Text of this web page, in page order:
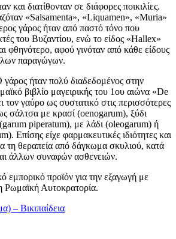
και διατίθονταν σε διάφορες ποικιλίες.
«Salsamenta», «Liquamen», «Muria»
γάρος ήταν από παστό τόνο που
του Βυζαντίου, ενώ το είδος «Hallex»
φθηνότερο, αφού γινόταν από κάθε είδους
παραγώγων.
γάρος ήταν πολύ διαδεδομένος στην
βιβλίο μαγειρικής του 1ου αιώνα «De
γαύρο ως συστατικό στις περισσότερες
σάλτσα με κρασί (oenogarum), ξύδι
piperatum), με λάδι (oleogarum) ή
Επίσης είχε φαρμακευτικές ιδιότητες και
τη θεραπεία από δάγκωμα σκυλιού, κατά
άλλων συναφών ασθενειών.
εμπορικό προϊόν για την εξαγωγή με
Ρωμαϊκή Αυτοκρατορία.
– Βικιπαίδεια